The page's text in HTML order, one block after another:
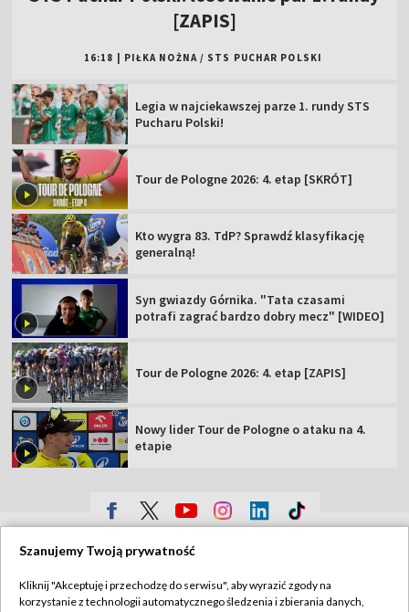
[ZAPIS]
16:18 PIŁKA NOŻNA / STS PUCHAR POLSKI
Legia w najciekawszej parze 1. rundy STS
Pucharu Polski!
Tour de Pologne 2026: 4. etap [SKRÓT]
Kto wygra 83. TdP? Sprawdź klasyfikację
generalną!
Syn gwiazdy Górnika. "Tata czasami
potrafi zagrać bardzo dobry mecz" [WIDEO]
Tour de Pologne 2026: 4. etap [ZAPIS]
Nowy lider Tour de Pologne o ataku na 4.
etapie
Sklep TVP
Polityka prywatności
Szanujemy Twoją prywatność
Kliknij "Akceptuję i przechodzę do serwisu", aby wyrazić zgody na
korzystanie z technologii automatycznego śledzenia i zbierania danych,